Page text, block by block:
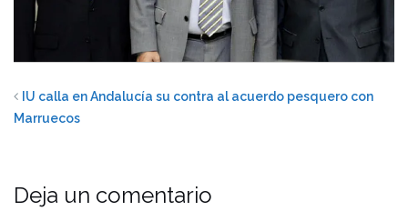
IU calla en Andalucía su contra al acuerdo pesquero con
Marruecos
Deja un comentario